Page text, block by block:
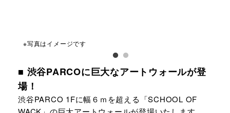
※写真はイメージです
■ 渋谷PARCOに巨大なアートウォールが登
場！
渋谷PARCO 1Fに幅６ｍを超える「SCHOOL OF